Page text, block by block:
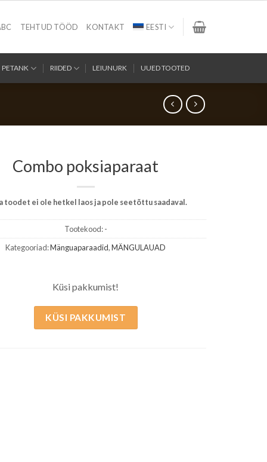
TEHTUD TÖÖD KONTAKT EESTI
PETANK RIIDED LEIUNURK UUED TOOTED
Combo poksiaparaat
toodet ei ole hetkel laos ja pole seetõttu saadaval.
Tootekood:-
Kategooriad:Mänguaparaadid,MÄNGULAUAD
Küsi pakkumist!
KÜSI PAKKUMIST